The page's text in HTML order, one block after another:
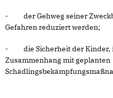
- der Gehweg seiner
Gefahren reduziert werden;
- die Sicherheit der Kinder,
Zusammenhang mit geplanten